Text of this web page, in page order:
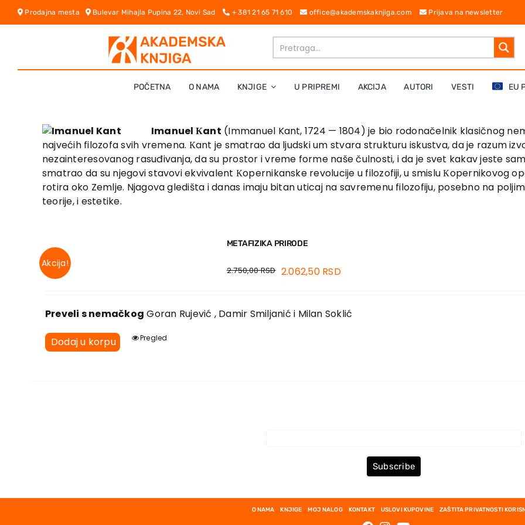
Skip
Prodajna mesta Bulevar Mihajla Pupina 22, Novi Sad + 381 21 65 71 610 office@akademskaknjiga.com Prijava na newsletter
POČETNA O NAMA KNJIGE U PRIPREMI AKCIJA AUTORI VESTI EU
Imanuel Кant (Immanuel Kant, 1724 — 1804) je bio rodonačelnik klasičnog
najvećih filozofa svih vremena. Кant je smatrao da ljudski um stvara strukturu iskustva, da je razum
nezainteresovanog rasuđivanja, da su prostor i vreme forme naše čulnosti, i da je svet kakav jeste
smatrao da su njegovi stavovi ekvivalent Кopernikanske revolucije u filozofiji, u smislu Кopernikovog
rotira oko Zemlje. Njagova gledišta i danas imaju bitan uticaj na savremenu filozofiju, posebno na
teorije, i estetike.
Akcija!
METAFIZIKA PRIRODE
2.750,00RSD 2.062,50 RSD
Preveli s nemačkog Goran Rujević , Damir Smiljanić i Milan Soklić
Dodaj u korpu Pregled
Subscribe
O NAMA KNJIGE MOJ NALOG KONTAKT USLOVI KUPOVINE ZAŠTITA PRIVATNOSTI